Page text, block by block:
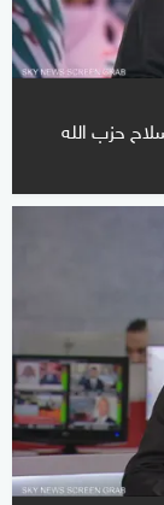
حزب الله